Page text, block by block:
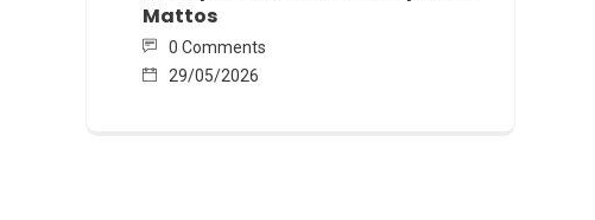
Mattos
0 Comments
29/05/2026